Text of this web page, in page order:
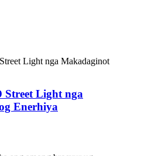
Street Light nga
Enerhiya